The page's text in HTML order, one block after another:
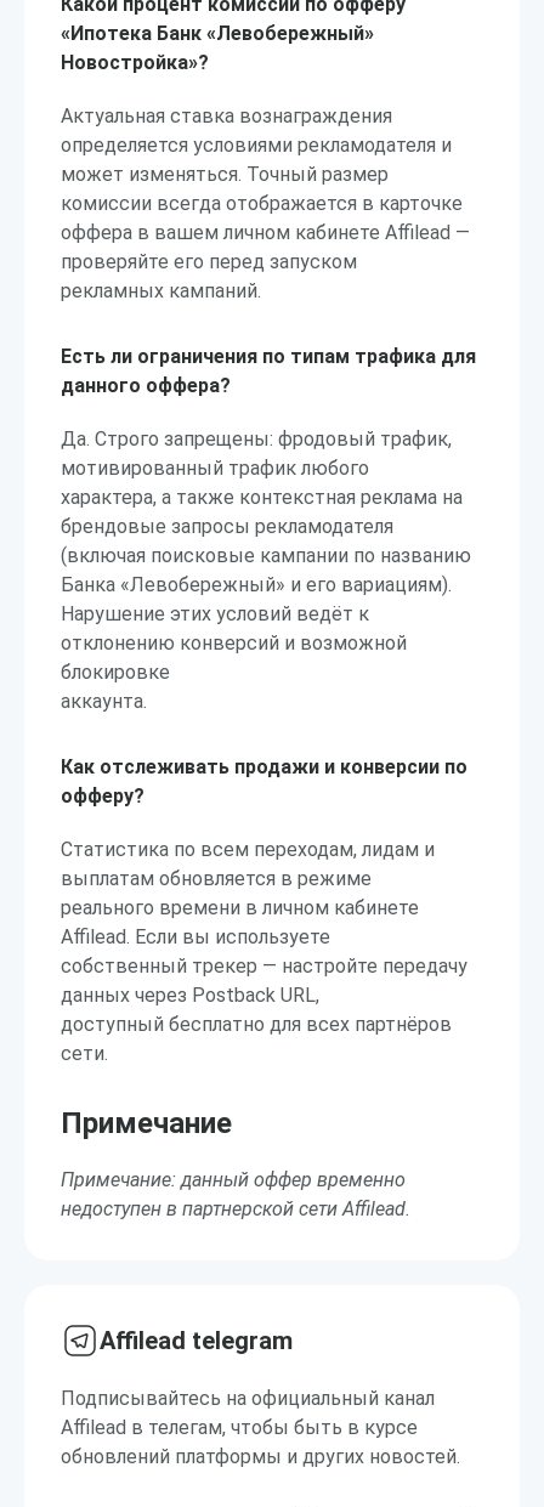
«Ипотека Банк «Левобережный»
Новостройка»?
Актуальная ставка вознаграждения
определяется условиями рекламодателя и
может изменяться. Точный размер
комиссии всегда отображается в карточке
оффера в вашем личном кабинете Affilead —
проверяйте его перед запуском
рекламных кампаний.
Есть ли ограничения по типам трафика для
данного оффера?
Да. Строго запрещены: фродовый трафик,
мотивированный трафик любого
характера, а также контекстная реклама на
брендовые запросы рекламодателя
(включая поисковые кампании по названию
Банка «Левобережный» и его вариациям).
Нарушение этих условий ведёт к
отклонению конверсий и возможной
блокировке
аккаунта.
Как отслеживать продажи и конверсии по
офферу?
Статистика по всем переходам, лидам и
выплатам обновляется в режиме
реального времени в личном кабинете
Affilead. Если вы используете
собственный трекер — настройте передачу
данных через Postback URL,
доступный бесплатно для всех партнёров
сети.
Примечание
Примечание: данный оффер временно
недоступен в партнерской сети Affilead.
Affilead telegram
Подписывайтесь на официальный канал
Affilead в телегам, чтобы быть в курсе
обновлений платформы и других новостей.